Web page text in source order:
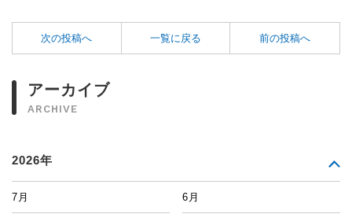
次の投稿へ 一覧に戻る 前の投稿へ
アーカイブ
ARCHIVE
2026年
7月 6月